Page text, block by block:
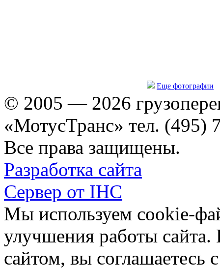
Еще фотографии
© 2005 — 2026
«МотусТранс» тел. (495)
Все права защищены.
Разработка сайта
Сервер от IHC
Мы используем cookie-
улучшения работы сайта.
сайтом, вы соглашаетесь